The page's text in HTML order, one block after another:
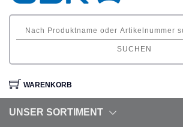
SUCHEN
WARENKORB
UNSER SORTIMENT